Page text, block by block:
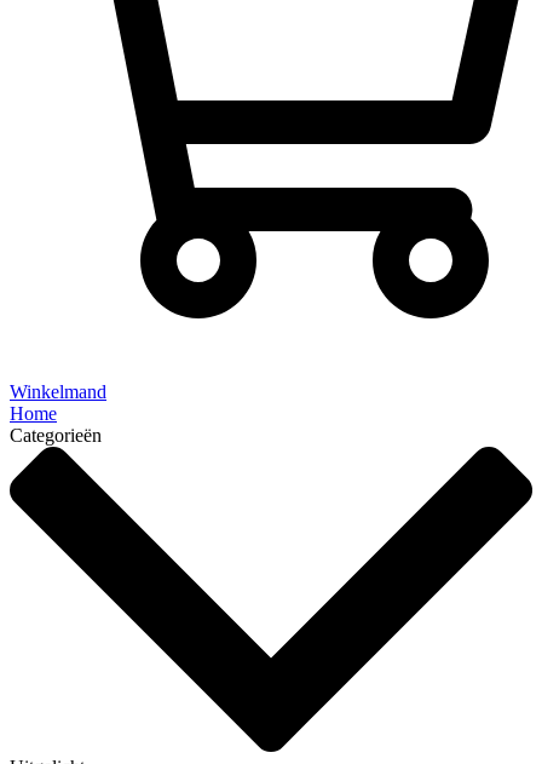
Winkelmand
Home
Categorieën